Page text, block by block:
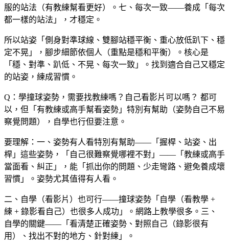
服的站法（有教練幫看更好）。七、每次一致——養成「每次
都一樣的站法」，才穩定。
所以站姿「側身對準球線、雙腳站穩平衡、重心放低趴下、穩
定不晃」，腳步細節依個人（重點是穩和平衡）。核心是
「穩、對準、趴低、不晃、每次一致」。找到適合自己又穩定
的站姿，練成習慣。
Q：學撞球姿勢，需要找教練嗎？自己看影片可以嗎？ 都可
以，但「有教練或高手幫看姿勢」特別有幫助（姿勢自己不易
察覺問題），自學也行但要注意。
要理解：一、姿勢有人看特別有幫助——「握桿、站姿、出
桿」這些姿勢，「自己很難察覺哪裡不對」——「教練或高手
當面看、糾正」，能「抓出你的問題、少走彎路、避免養成壞
習慣」。姿勢尤其值得有人看。
二、自學（看影片）也可行——撞球姿勢「自學（看教學 +
練 + 錄影看自己）也很多人成功」。網路上教學很多。三、
自學的關鍵——「看清楚正確姿勢、對照自己（錄影很有
用）、找出不對的地方、針對練」。